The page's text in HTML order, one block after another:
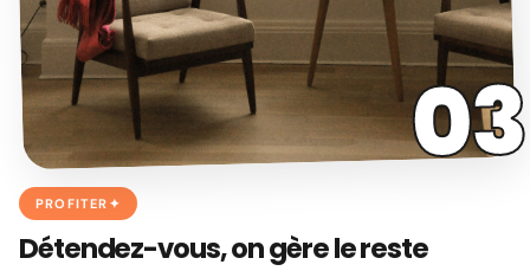
03
PROFITER
Détendez-vous, on gère le reste